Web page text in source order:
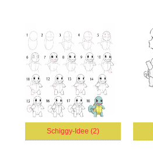
Schiggy-Idee (2)